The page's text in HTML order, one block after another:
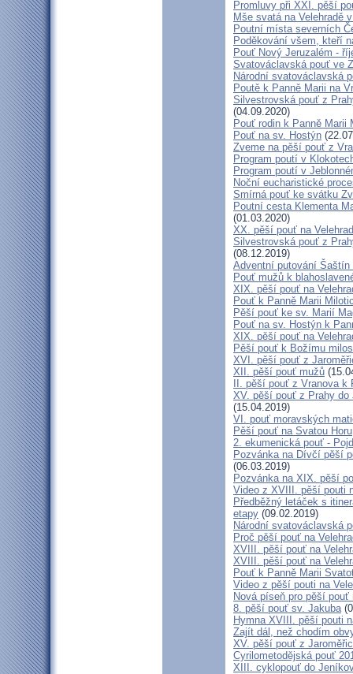
Promluvy při XXI. pěší
Mše svatá na Velehradě
Poutní místa severních
Poděkování všem, kteří
Pouť Nový Jeruzalém -
Svatováclavská pouť ve
Národní svatováclavská
Poutě k Panně Marii na
Silvestrovská pouť z
(04.09.2020)
Pouť rodin k Panně Marii
Pouť na sv. Hostýn
Zveme na pěší pouť z
Program poutí v
Program poutí v
Noční eucharistické
Smírná pouť ke svátku
Poutní cesta Klementa
(01.03.2020)
XX. pěší pouť na
Silvestrovská pouť z
(08.12.2019)
Adventní putování Šaštín
Pouť mužů k
XIX. pěší pouť na
Pouť k Panně Marii
Pěší pouť ke sv. Marií
Pouť na sv. Hostýn k
XIX. pěší pouť na
Pěší pouť k Božímu
XVI. pěší pouť z
XII. pěší pouť mužů
II. pěší pouť z Vranova k
XV. pěší pouť z Prahy
(15.04.2019)
VI. pouť moravských
Pěší pouť na Svatou Horu
2. ekumenická pouť -
Pozvánka na Dívčí pěší
(06.03.2019)
Pozvánka na XIX. pěší
Video z XVIII. pěší pouti
Předběžný letáček s
etapy (09.02.2019)
Národní svatováclavská
Proč pěší pouť na
XVIII. pěší pouť na
XVIII. pěší pouť na
Pouť k Panně Marii
Video z pěší pouti na
Nová píseň pro pěší
8. pěší pouť sv. Jakuba
Hymna XVIII. pěší pouti
Zajít dál, než chodím
XV. pěší pouť z
Cyrilometodějská pouť
XIII. cyklopouť do